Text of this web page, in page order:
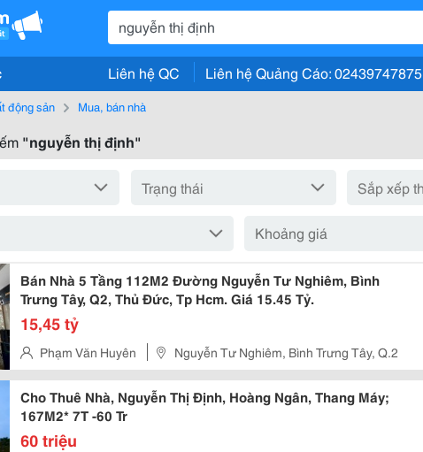
Liên hệ QC Liên hệ Quảng Cáo: 02439747875
động sản Mua, bán nhà
"nguyễn thị định"
Khoảng giá
Bán Nhà 5 Tầng 112M2 Đường Nguyễn Tư Nghiêm, Bình
Trưng Tây, Q2, Thủ Đức, Tp Hcm. Giá 15.45 Tỷ.
15,45 tỷ
Phạm Văn Huyên Nguyễn Tư Nghiêm, Bình Trưng Tây, Q.2
Cho Thuê Nhà, Nguyễn Thị Định, Hoàng Ngân, Thang Máy;
167M2* 7T -60 Tr
60 triệu